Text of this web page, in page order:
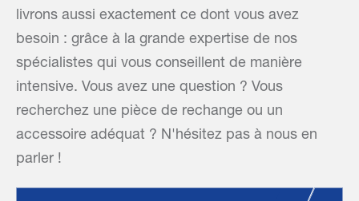
livrons aussi exactement ce dont vous avez
besoin : grâce à la grande expertise de nos
spécialistes qui vous conseillent de manière
intensive. Vous avez une question ? Vous
recherchez une pièce de rechange ou un
accessoire adéquat ? N'hésitez pas à nous en
parler !